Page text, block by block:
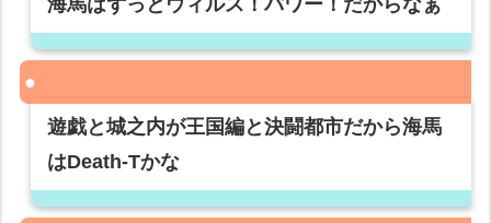
海馬はずっとウィルス！パワー！だからなぁ
遊戯と城之内が王国編と決闘都市だから海馬
はDeath-Tかな